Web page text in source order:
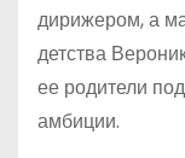
дирижером, а
детства
ее родители
амбиции.